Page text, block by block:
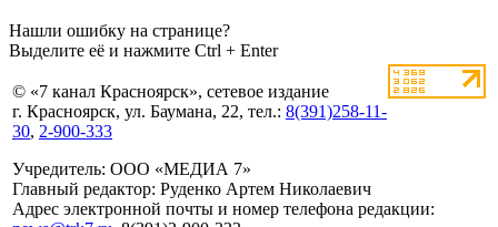
Нашли ошибку на странице?
Выделите её и нажмите Ctrl + Enter
© «7 канал Красноярск», сетевое издание
г. Красноярск, ул. Баумана, 22, тел.: 8(391)258-11-
30, 2-900-333
Учредитель: ООО «МЕДИА 7»
Главный редактор: Руденко Артем Николаевич
Адрес электронной почты и номер телефона редакции: